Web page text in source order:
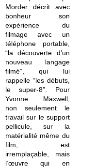
Morder décrit avec
bonheur son
expérience du
filmage avec un
téléphone portable,
“la découverte d’un
nouveau langage
filmé”, qui lui
rappelle “les débuts,
le super-8”. Pour
Yvonne Maxwell,
non seulement le
travail sur le support
pellicule, sur la
matérialité même du
film, est
irremplaçable, mais
l’œuvre qui en